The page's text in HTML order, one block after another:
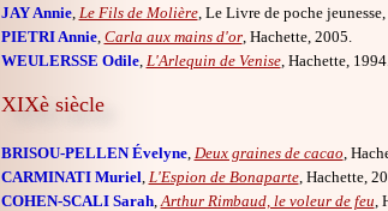
JAY Annie, Le Fils de Molière, Le Livre de poche
PIETRI Annie, Carla aux mains d'or, Hachette, 2005.
WEULERSSE Odile, L'Arlequin de Venise, Hachette,
XIXè siècle
BRISOU-PELLEN Évelyne, Deux graines de cacao,
CARMINATI Muriel, L'Espion de Bonaparte, Hachette,
COHEN-SCALI Sarah,Arthur Rimbaud, le voleur de feu,